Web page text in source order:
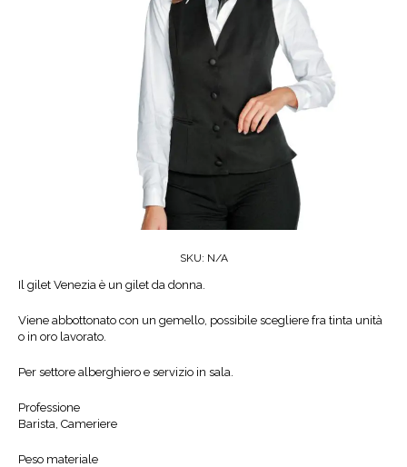
SKU: N/A
Il gilet Venezia è un gilet da donna.
Viene abbottonato con un gemello, possibile scegliere fra tinta unità
o in oro lavorato.
Per settore alberghiero e servizio in sala.
Professione
Barista, Cameriere
Peso materiale